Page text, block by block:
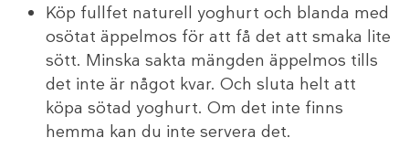
Köp fullfet naturell yoghurt och blanda med
osötat äppelmos för att få det att smaka lite
sött. Minska sakta mängden äppelmos tills
det inte är något kvar. Och sluta helt att
köpa sötad yoghurt. Om det inte finns
hemma kan du inte servera det.